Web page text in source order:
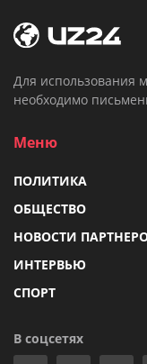
Для использования
необходимо
Меню
ПОЛИТИКА
ОБЩЕСТВО
НОВОСТИ
ИНТЕРВЬЮ
СПОРТ
В соцсетях